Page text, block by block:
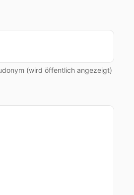
(wird öffentlich angezeigt)